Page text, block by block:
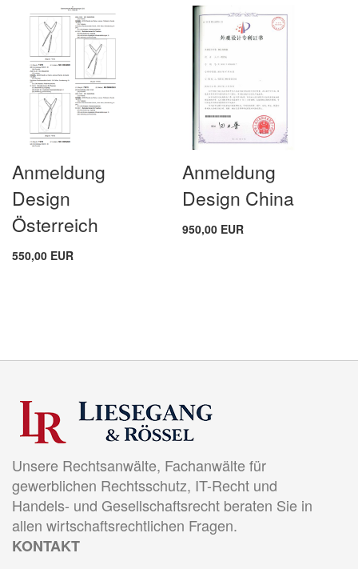
Anmeldung
Design
Österreich
550,00 EUR
Anmeldung
Design China
950,00 EUR
Unsere Rechtsanwälte, Fachanwälte für
gewerblichen Rechtsschutz, IT-Recht und
Handels- und Gesellschaftsrecht beraten Sie in
allen wirtschaftsrechtlichen Fragen.
KONTAKT